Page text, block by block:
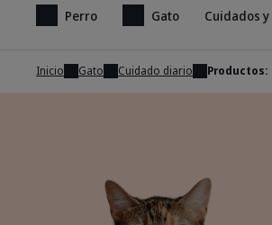
Perro Gato Cuidados
Inicio Gato Cuidado diario Productos: